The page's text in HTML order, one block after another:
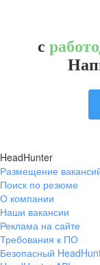
с
HeadHunter
Размещение
Поиск по резюме
О компании
Наши вакансии
Реклама на сайте
Требования к ПО
Безопасный